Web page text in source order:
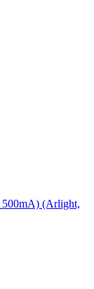
500mA) (Arlight,